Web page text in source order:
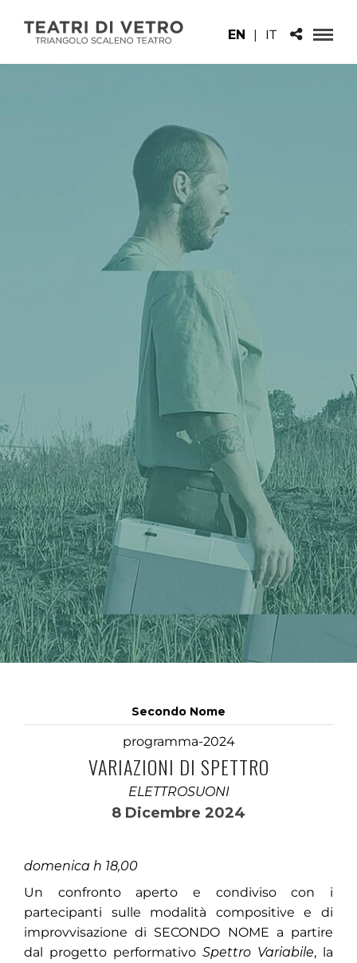
EN | IT
Secondo Nome
programma-2024
VARIAZIONI DI SPETTRO
ELETTROSUONI
8 Dicembre 2024
domenica h 18,00
Un confronto aperto e condiviso con i
partecipanti sulle modalità compositive e di
improvvisazione di SECONDO NOME a partire
dal progetto performativo Spettro Variabile, la